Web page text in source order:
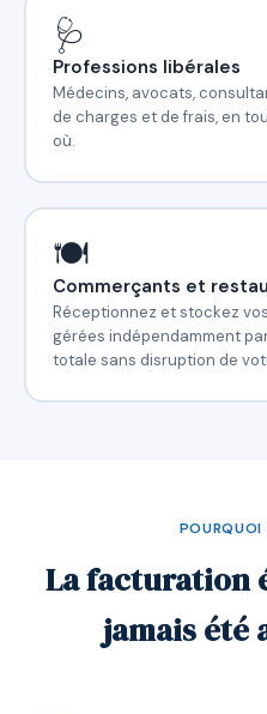
🩺
Professions libérales
Médecins, avocats,
de charges et de frais, en
où.
🍽️
Commerçants et
Réceptionnez et stockez
gérées indépendamment par
totale sans disruption de
POURQUOI
La facturation
jamais été